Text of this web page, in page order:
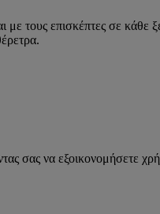
τους επισκέπτες σε κάθε
σας να εξοικονομήσετε